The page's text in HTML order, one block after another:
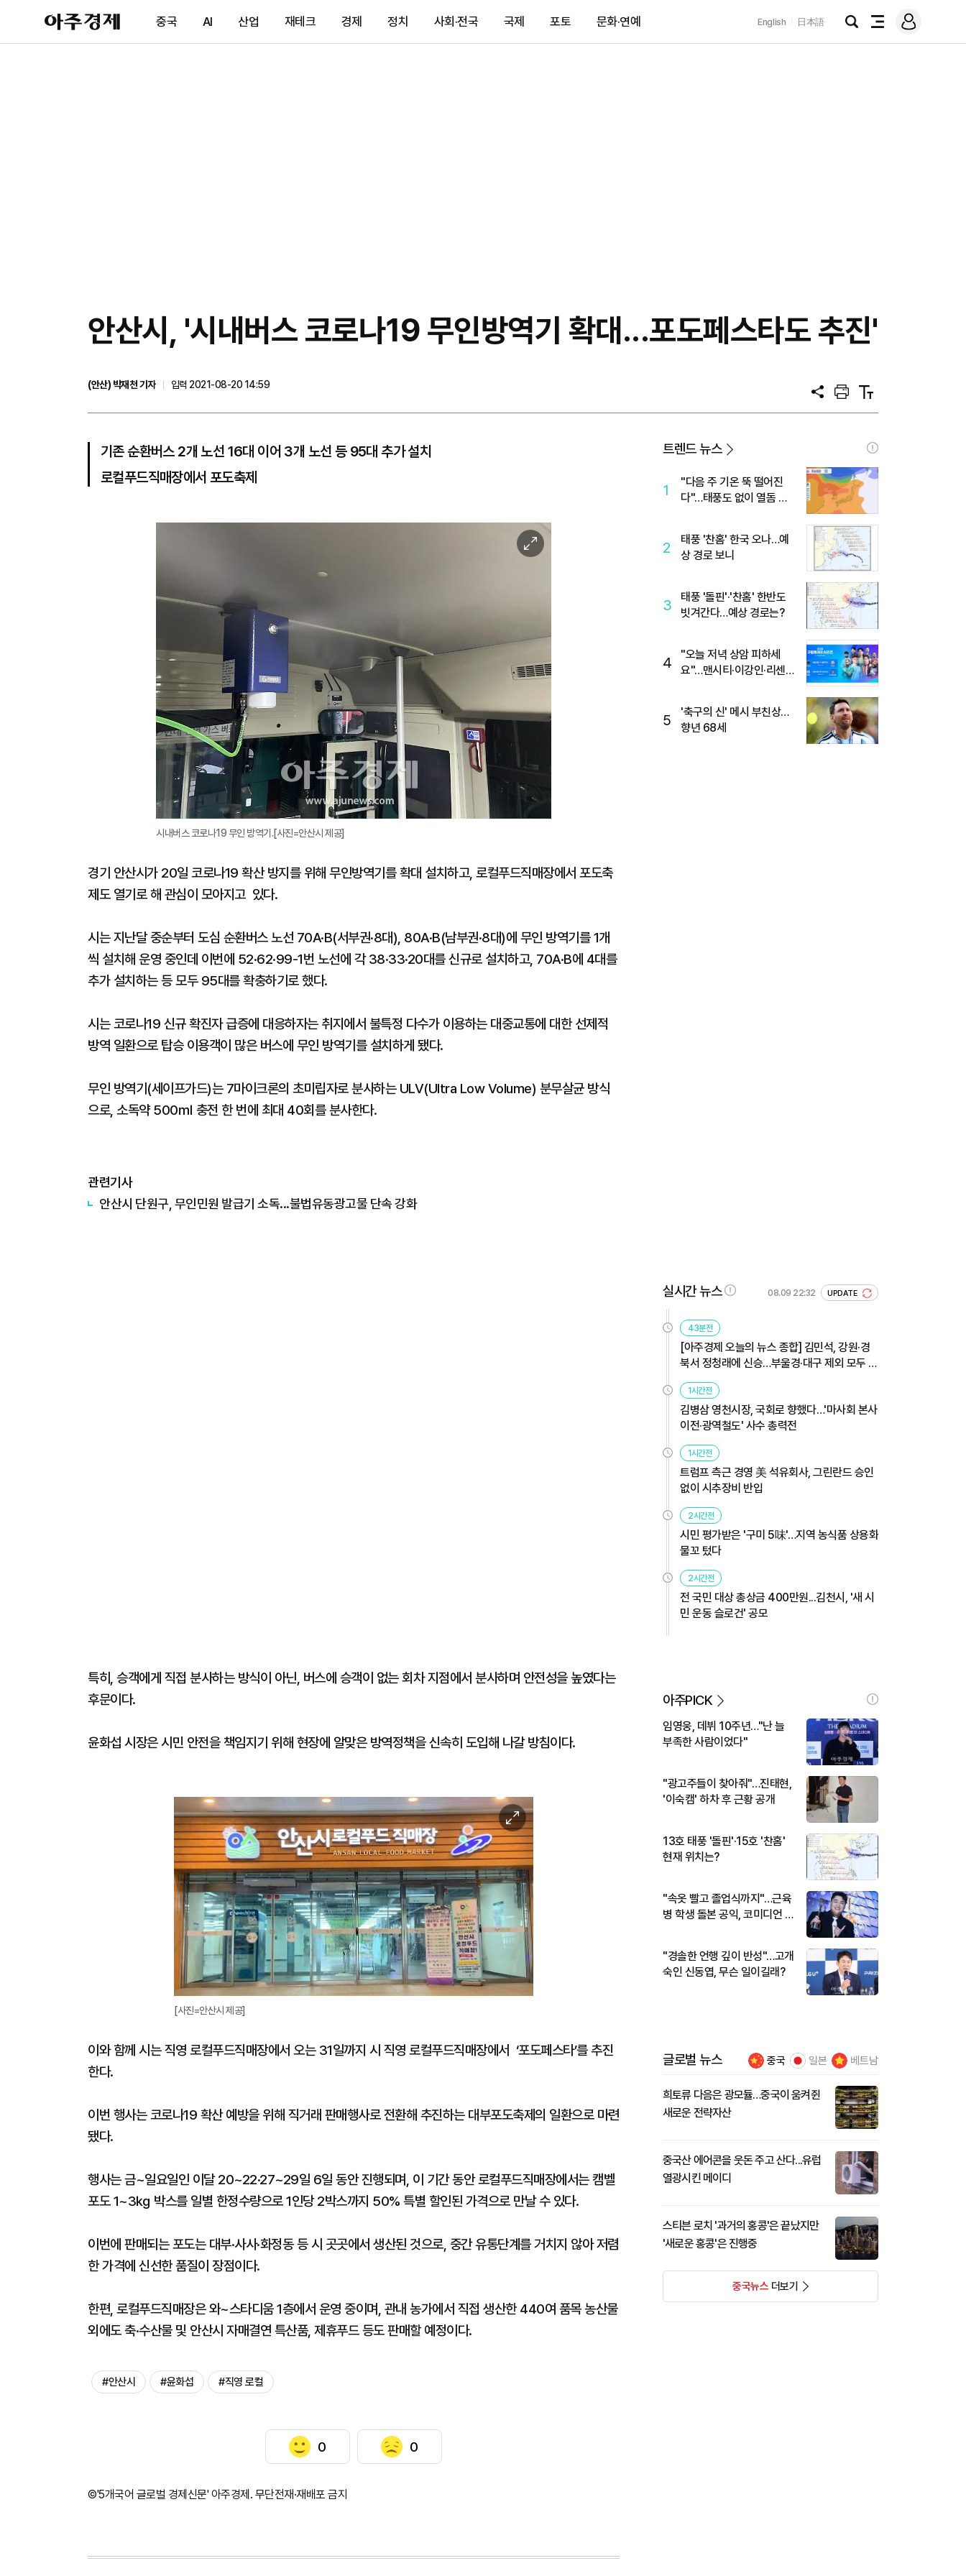
아
주
제
중국 AI 산업 재테크 경제 정치 사회·전국 국제 포토 문화·연예 English 日本語
검
전
메
그
안산시, '시내버스 코로나19 무인방역기 확대...포도페스타도 추진'
(안산) 박재천 기자
입력 2021-08-20 14:59
공
프
트
텍
트
기존 순환버스 2개 노선 16대 이어 3개 노선 등 95대 추가 설치
로컬푸드직매장에서 포도축제
이
미
시내버스 코로나19 무인 방역기.[사진=안산시 제공]
경기 안산시가 20일 코로나19 확산 방지를 위해 무인방역기를 확대 설치하고, 로컬푸드직매장에서 포도축
제도 열기로 해 관심이 모아지고 있다.
시는 지난달 중순부터 도심 순환버스 노선 70A·B(서부권·8대), 80A·B(남부권·8대)에 무인 방역기를 1개
씩 설치해 운영 중인데 이번에 52·62·99-1번 노선에 각 38·33·20대를 신규로 설치하고, 70A·B에 4대를
추가 설치하는 등 모두 95대를 확충하기로 했다.
시는 코로나19 신규 확진자 급증에 대응하자는 취지에서 불특정 다수가 이용하는 대중교통에 대한 선제적
방역 일환으로 탑승 이용객이 많은 버스에 무인 방역기를 설치하게 됐다.
무인 방역기(세이프가드)는 7마이크론의 초미립자로 분사하는 ULV(Ultra Low Volume) 분무살균 방식
으로, 소독약 500㎖ 충전 한 번에 최대 40회를 분사한다.
관련기사
안산시 단원구, 무인민원 발급기 소독...불법유동광고물 단속 강화
특히, 승객에게 직접 분사하는 방식이 아닌, 버스에 승객이 없는 회차 지점에서 분사하며 안전성을 높였다는
후문이다.
윤화섭 시장은 시민 안전을 책임지기 위해 현장에 알맞은 방역정책을 신속히 도입해 나갈 방침이다.
이
미
지
확
대
[사진=안산시 제공]
이와 함께 시는 직영 로컬푸드직매장에서 오는 31일까지 시 직영 로컬푸드직매장에서 ‘포도페스타’를 추진
한다.
이번 행사는 코로나19 확산 예방을 위해 직거래 판매행사로 전환해 추진하는 대부포도축제의 일환으로 마련
됐다.
행사는 금~일요일인 이달 20~22·27~29일 6일 동안 진행되며, 이 기간 동안 로컬푸드직매장에서는 캠벨
포도 1~3㎏ 박스를 일별 한정수량으로 1인당 2박스까지 50% 특별 할인된 가격으로 만날 수 있다.
이번에 판매되는 포도는 대부·사사·화정동 등 시 곳곳에서 생산된 것으로, 중간 유통단계를 거치지 않아 저렴
한 가격에 신선한 품질이 장점이다.
한편, 로컬푸드직매장은 와~스타디움 1층에서 운영 중이며, 관내 농가에서 직접 생산한 440여 품목 농산물
외에도 축·수산물 및 안산시 자매결연 특산품, 제휴푸드 등도 판매할 예정이다.
#안산시 #윤화섭 #직영 로컬
0 0
©'5개국어 글로벌 경제신문' 아주경제. 무단전재·재배포 금지
트렌드 뉴스
1
"다음 주 기온 뚝 떨어진
다"…태풍도 없이 열돔 박
2
태풍 '찬홈' 한국 오나…예
상 경로 보니
3
태풍 '돌핀'·'찬홈' 한반도
빗겨간다…예상 경로는?
4
"오늘 저녁 상암 피하세
요"…맨시티·이강인·리센느
5
'축구의 신' 메시 부친상…
향년 68세
실시간 뉴스 08.09 22:32 UPDATE
43분전
[아주경제 오늘의 뉴스 종합] 김민석, 강원·경
북서 정청래에 신승…부울경·대구 제외 모두 웃
었다 外
1시간전
김병삼 영천시장, 국회로 향했다…'마사회 본사
이전·광역철도' 사수 총력전
1시간전
트럼프 측근 경영 美 석유회사, 그린란드 승인
없이 시추장비 반입
2시간전
시민 평가받은 '구미 5味'…지역 농식품 상용화
물꼬 텄다
2시간전
전 국민 대상 총상금 400만원...김천시, '새 시
민 운동 슬로건' 공모
아주PICK
임영웅, 데뷔 10주년…"난 늘
부족한 사람이었다"
"광고주들이 찾아줘"…진태현,
'이숙캠' 하차 후 근황 공개
13호 태풍 '돌핀'·15호 '찬홈'
현재 위치는?
"속옷 빨고 졸업식까지"…근육
병 학생 돌본 공익, 코미디언 김
"경솔한 언행 깊이 반성"…고개
숙인 신동엽, 무슨 일이길래?
글로벌 뉴스 중국 일본 베트남
희토류 다음은 광모듈…중국이 움켜쥔
새로운 전략자산
중국산 에어콘을 웃돈 주고 산다...유럽
열광시킨 메이디
스티븐 로치 '과거의 홍콩'은 끝났지만
'새로운 홍콩'은 진행중
중국뉴스더보기